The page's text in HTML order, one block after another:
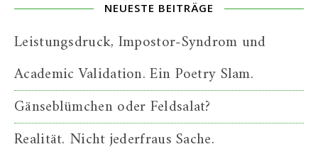
NEUESTE BEITRÄGE
Leistungsdruck, Impostor-Syndrom und
Academic Validation. Ein Poetry Slam.
Gänseblümchen oder Feldsalat?
Realität. Nicht jederfraus Sache.